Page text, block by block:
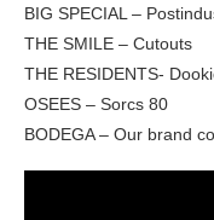
BIG SPECIAL –
THE SMILE – Cutouts
THE RESIDENTS-
OSEES – Sorcs 80
BODEGA – Our brand